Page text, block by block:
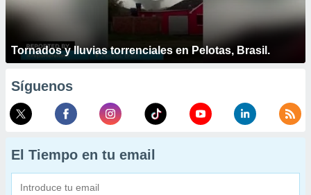
Tornados y lluvias torrenciales en Pelotas, Brasil.
Síguenos
El Tiempo en tu email